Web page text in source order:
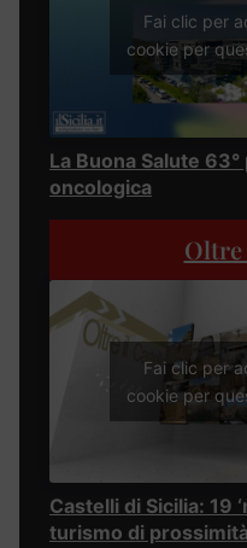
Fai clic per
cookie per
La Buona Salute
oncologica
Oltre
Fai clic per
cookie per
Castelli di Sicilia: 19
turismo di prossimità